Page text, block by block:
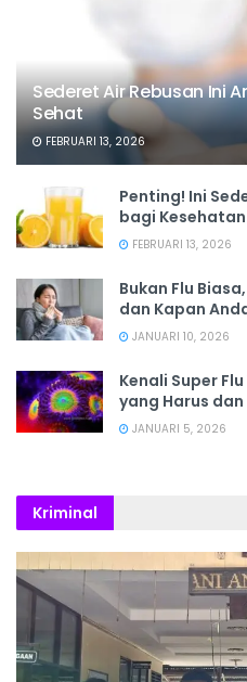
Sederet Air Rebusan Ini
Sehat
FEBRUARI 13, 2026
Penting! Ini
bagi
FEBRUARI 13, 2026
Bukan Flu
dan Kapan
JANUARI 10, 2026
Kenali Super
yang Harus
JANUARI 5, 2026
Kriminal